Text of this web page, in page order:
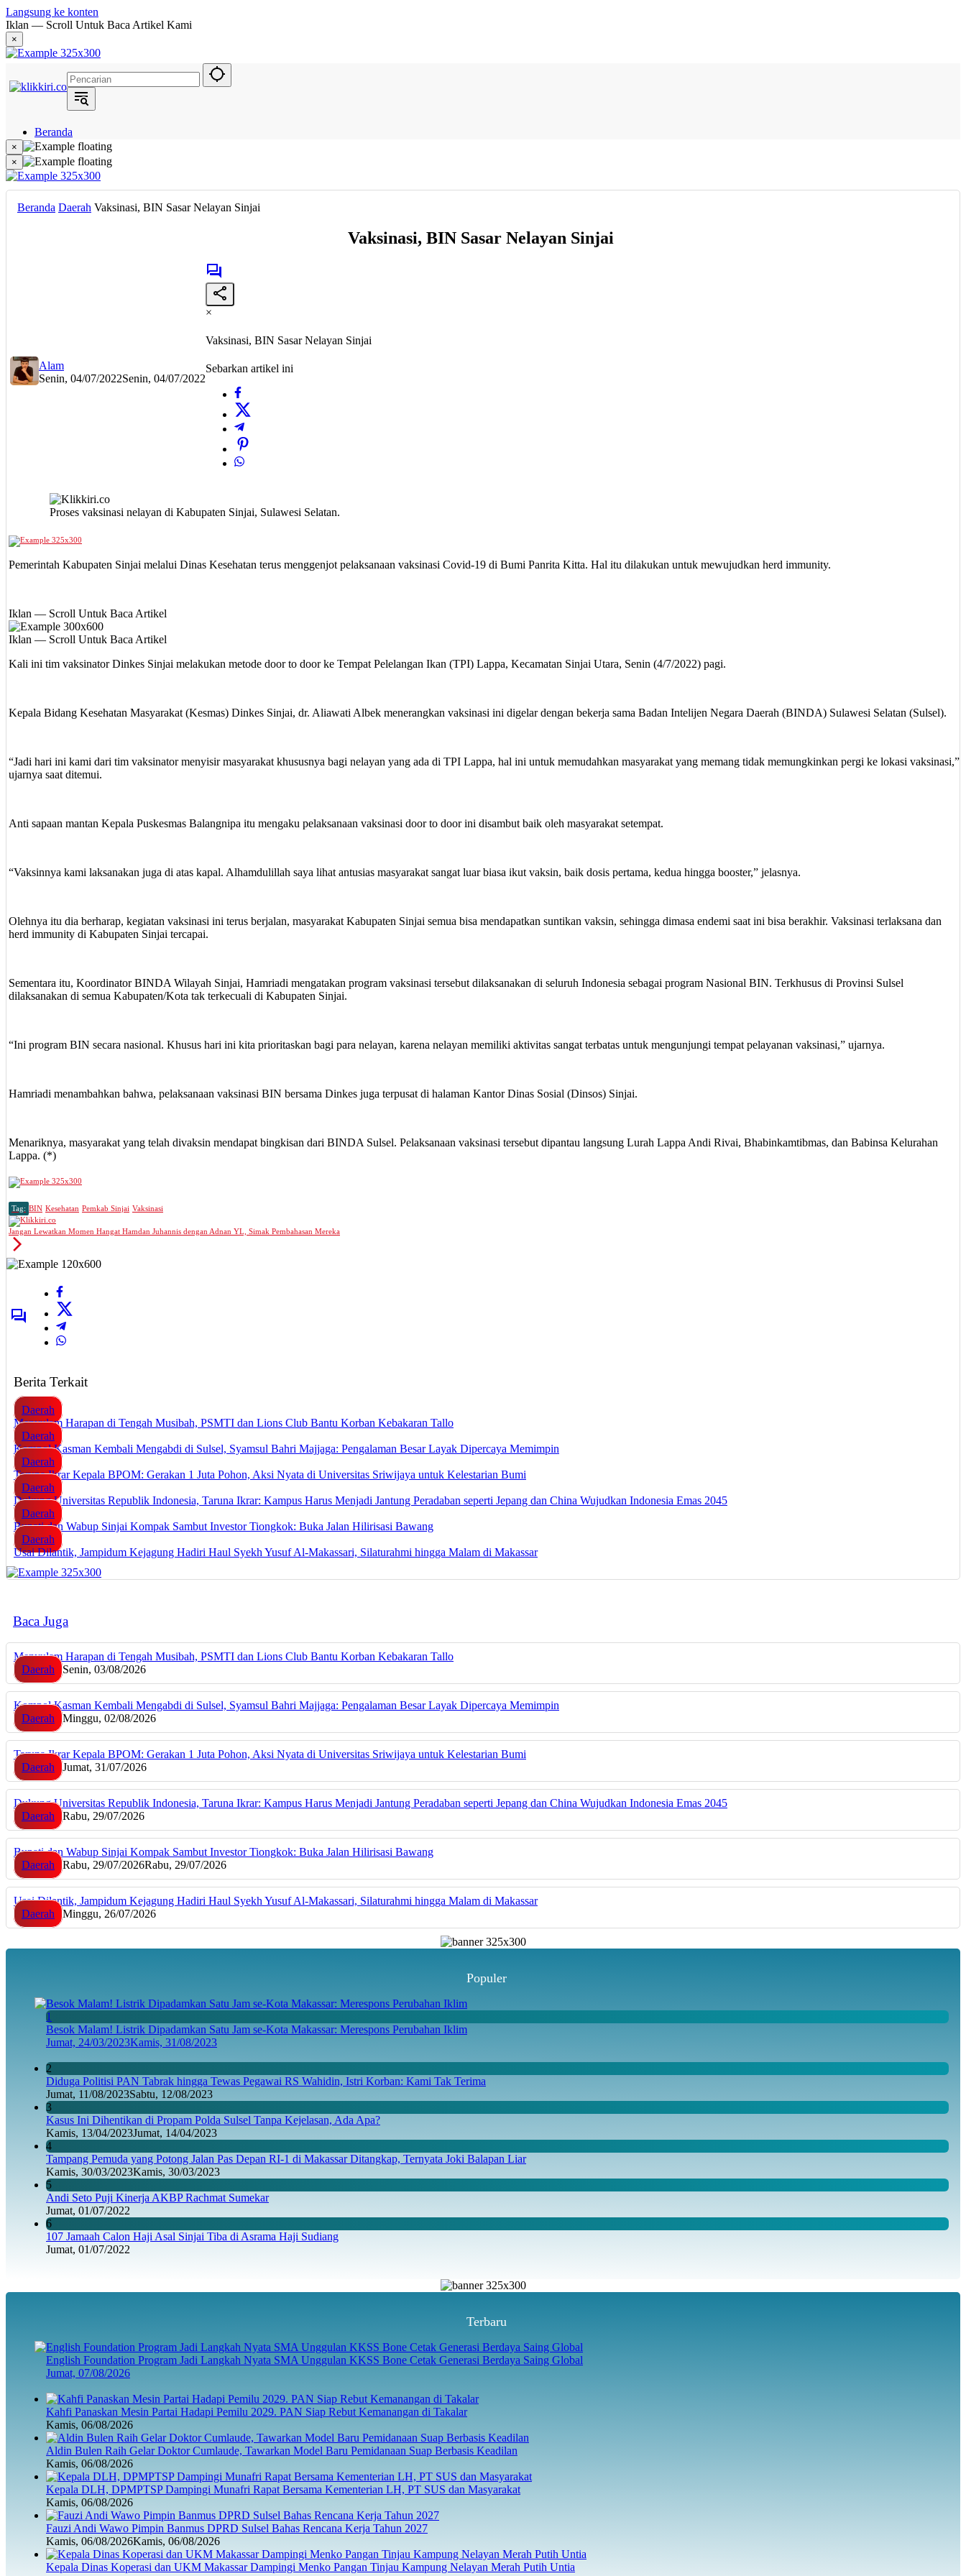
Langsung ke konten
Iklan — Scroll Untuk Baca Artikel Kami
×
Beranda
Hukum
Berita
Politik
Narasi
Metropolis
×
×
Beranda Daerah Vaksinasi, BIN Sasar Nelayan Sinjai
Vaksinasi, BIN Sasar Nelayan Sinjai
Alam
Senin, 04/07/2022Senin, 04/07/2022
×
Vaksinasi, BIN Sasar Nelayan Sinjai
Sebarkan artikel ini
Proses vaksinasi nelayan di Kabupaten Sinjai, Sulawesi Selatan.
Pemerintah Kabupaten Sinjai melalui Dinas Kesehatan terus menggenjot pelaksanaan vaksinasi Covid-19 di Bumi Panrita Kitta. Hal itu dilakukan untuk mewujudkan herd immunity.
Iklan — Scroll Untuk Baca Artikel
Iklan — Scroll Untuk Baca Artikel
Kali ini tim vaksinator Dinkes Sinjai melakukan metode door to door ke Tempat Pelelangan Ikan (TPI) Lappa, Kecamatan Sinjai Utara, Senin (4/7/2022) pagi.
Kepala Bidang Kesehatan Masyarakat (Kesmas) Dinkes Sinjai, dr. Aliawati Albek menerangkan vaksinasi ini digelar dengan bekerja sama Badan Intelijen Negara Daerah (BINDA) Sulawesi Selatan (Sulsel).
“Jadi hari ini kami dari tim vaksinator menyisir masyarakat khususnya bagi nelayan yang ada di TPI Lappa, hal ini untuk memudahkan masyarakat yang memang tidak memungkinkan pergi ke lokasi vaksinasi,”
ujarnya saat ditemui.
Anti sapaan mantan Kepala Puskesmas Balangnipa itu mengaku pelaksanaan vaksinasi door to door ini disambut baik oleh masyarakat setempat.
“Vaksinnya kami laksanakan juga di atas kapal. Alhamdulillah saya lihat antusias masyarakat sangat luar biasa ikut vaksin, baik dosis pertama, kedua hingga booster,” jelasnya.
Olehnya itu dia berharap, kegiatan vaksinasi ini terus berjalan, masyarakat Kabupaten Sinjai semua bisa mendapatkan suntikan vaksin, sehingga dimasa endemi saat ini bisa berakhir. Vaksinasi terlaksana dan
herd immunity di Kabupaten Sinjai tercapai.
Sementara itu, Koordinator BINDA Wilayah Sinjai, Hamriadi mengatakan program vaksinasi tersebut dilaksanakan di seluruh Indonesia sebagai program Nasional BIN. Terkhusus di Provinsi Sulsel
dilaksanakan di semua Kabupaten/Kota tak terkecuali di Kabupaten Sinjai.
“Ini program BIN secara nasional. Khusus hari ini kita prioritaskan bagi para nelayan, karena nelayan memiliki aktivitas sangat terbatas untuk mengunjungi tempat pelayanan vaksinasi,” ujarnya.
Hamriadi menambahkan bahwa, pelaksanaan vaksinasi BIN bersama Dinkes juga terpusat di halaman Kantor Dinas Sosial (Dinsos) Sinjai.
Menariknya, masyarakat yang telah divaksin mendapat bingkisan dari BINDA Sulsel. Pelaksanaan vaksinasi tersebut dipantau langsung Lurah Lappa Andi Rivai, Bhabinkamtibmas, dan Babinsa Kelurahan
Lappa. (*)
Tag: BIN Kesehatan Pemkab Sinjai Vaksinasi
Jangan Lewatkan Momen Hangat Hamdan Juhannis dengan Adnan YL, Simak Pembahasan Mereka
Berita Terkait
Daerah
Menyulam Harapan di Tengah Musibah, PSMTI dan Lions Club Bantu Korban Kebakaran Tallo
Daerah
Kompol Kasman Kembali Mengabdi di Sulsel, Syamsul Bahri Majjaga: Pengalaman Besar Layak Dipercaya Memimpin
Daerah
Taruna Ikrar Kepala BPOM: Gerakan 1 Juta Pohon, Aksi Nyata di Universitas Sriwijaya untuk Kelestarian Bumi
Daerah
Dukung Universitas Republik Indonesia, Taruna Ikrar: Kampus Harus Menjadi Jantung Peradaban seperti Jepang dan China Wujudkan Indonesia Emas 2045
Daerah
Bupati dan Wabup Sinjai Kompak Sambut Investor Tiongkok: Buka Jalan Hilirisasi Bawang
Daerah
Usai Dilantik, Jampidum Kejagung Hadiri Haul Syekh Yusuf Al-Makassari, Silaturahmi hingga Malam di Makassar
Baca Juga
Menyulam Harapan di Tengah Musibah, PSMTI dan Lions Club Bantu Korban Kebakaran Tallo
Daerah
Senin, 03/08/2026
Kompol Kasman Kembali Mengabdi di Sulsel, Syamsul Bahri Majjaga: Pengalaman Besar Layak Dipercaya Memimpin
Daerah
Minggu, 02/08/2026
Taruna Ikrar Kepala BPOM: Gerakan 1 Juta Pohon, Aksi Nyata di Universitas Sriwijaya untuk Kelestarian Bumi
Daerah
Jumat, 31/07/2026
Dukung Universitas Republik Indonesia, Taruna Ikrar: Kampus Harus Menjadi Jantung Peradaban seperti Jepang dan China Wujudkan Indonesia Emas 2045
Daerah
Rabu, 29/07/2026
Bupati dan Wabup Sinjai Kompak Sambut Investor Tiongkok: Buka Jalan Hilirisasi Bawang
Daerah
Rabu, 29/07/2026Rabu, 29/07/2026
Usai Dilantik, Jampidum Kejagung Hadiri Haul Syekh Yusuf Al-Makassari, Silaturahmi hingga Malam di Makassar
Daerah
Minggu, 26/07/2026
Populer
1
Besok Malam! Listrik Dipadamkan Satu Jam se-Kota Makassar: Merespons Perubahan Iklim
Jumat, 24/03/2023Kamis, 31/08/2023
2
Diduga Politisi PAN Tabrak hingga Tewas Pegawai RS Wahidin, Istri Korban: Kami Tak Terima
Jumat, 11/08/2023Sabtu, 12/08/2023
3
Kasus Ini Dihentikan di Propam Polda Sulsel Tanpa Kejelasan, Ada Apa?
Kamis, 13/04/2023Jumat, 14/04/2023
4
Tampang Pemuda yang Potong Jalan Pas Depan RI-1 di Makassar Ditangkap, Ternyata Joki Balapan Liar
Kamis, 30/03/2023Kamis, 30/03/2023
5
Andi Seto Puji Kinerja AKBP Rachmat Sumekar
Jumat, 01/07/2022
6
107 Jamaah Calon Haji Asal Sinjai Tiba di Asrama Haji Sudiang
Jumat, 01/07/2022
Terbaru
English Foundation Program Jadi Langkah Nyata SMA Unggulan KKSS Bone Cetak Generasi Berdaya Saing Global
Jumat, 07/08/2026
Kahfi Panaskan Mesin Partai Hadapi Pemilu 2029. PAN Siap Rebut Kemanangan di Takalar
Kamis, 06/08/2026
Aldin Bulen Raih Gelar Doktor Cumlaude, Tawarkan Model Baru Pemidanaan Suap Berbasis Keadilan
Kamis, 06/08/2026
Kepala DLH, DPMPTSP Dampingi Munafri Rapat Bersama Kementerian LH, PT SUS dan Masyarakat
Kamis, 06/08/2026
Fauzi Andi Wawo Pimpin Banmus DPRD Sulsel Bahas Rencana Kerja Tahun 2027
Kamis, 06/08/2026Kamis, 06/08/2026
Kepala Dinas Koperasi dan UKM Makassar Dampingi Menko Pangan Tinjau Kampung Nelayan Merah Putih Untia